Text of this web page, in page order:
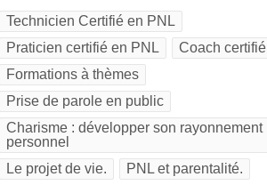
Technicien Certifié en PNL
Praticien certifié en PNL
Coach certifié
Formations à thèmes
Prise de parole en public
Charisme : développer son rayonnement
personnel
Le projet de vie.
PNL et parentalité.